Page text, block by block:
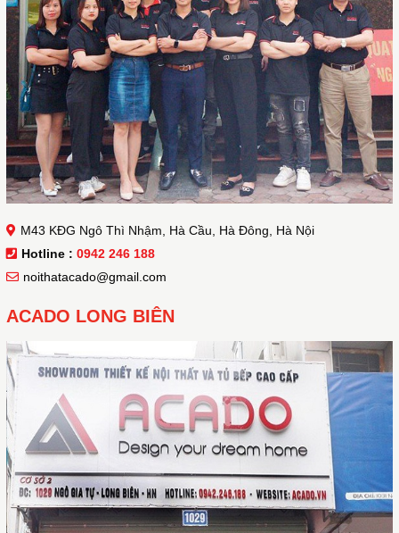
M43 KĐG Ngô Thì Nhậm, Hà Cầu, Hà Đông, Hà Nội
Hotline : 0942 246 188
noithatacado@gmail.com
ACADO LONG BIÊN